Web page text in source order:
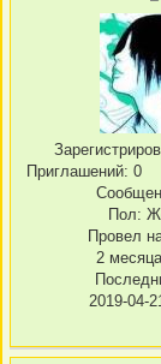
Приглашений: 0
Пол:
Провел
2
2019-04-